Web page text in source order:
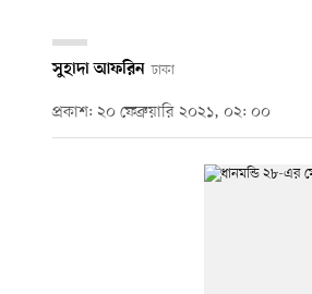
সুহাদা আফরিন ঢাকা
প্রকাশ: ২০ ফেব্রুয়ারি ২০২১, ০২: ০০